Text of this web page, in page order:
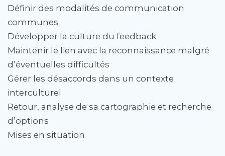
Définir des modalités de communication
communes
Développer la culture du feedback
Maintenir le lien avec la reconnaissance malgré
d’éventuelles difficultés
Gérer les désaccords dans un contexte
interculturel
Retour, analyse de sa cartographie et recherche
d’options
Mises en situation